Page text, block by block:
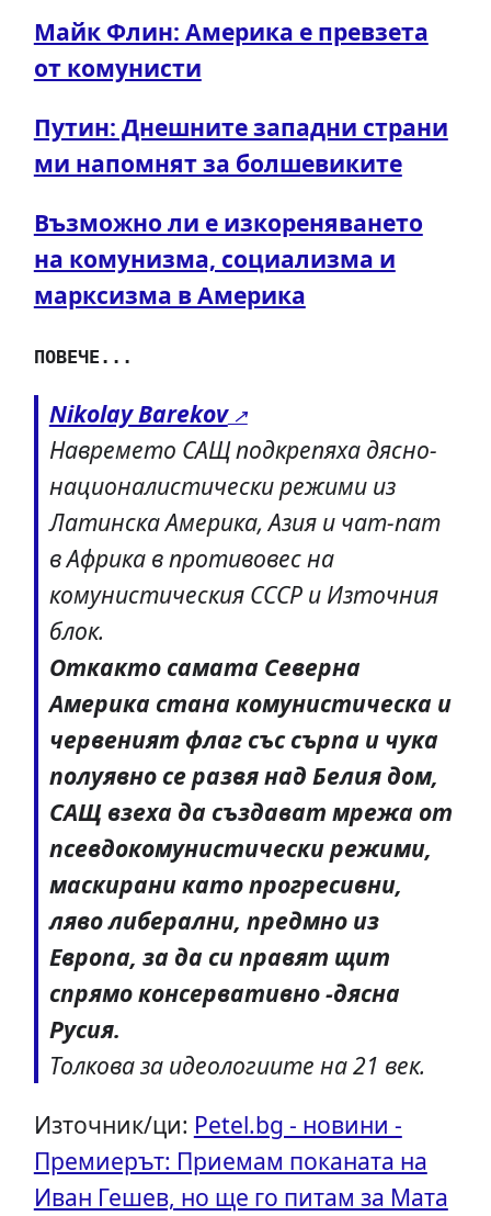
Майк Флин: Америка е превзета
от комунисти
Путин: Днешните западни страни
ми напомнят за болшевиките
Възможно ли е изкореняването
на комунизма, социализма и
марксизма в Америка
ПОВЕЧЕ...
Nikolay Barekov
Навремето САЩ подкрепяха дясно-
националистически режими из
Латинска Америка, Азия и чат-пат
в Африка в противовес на
комунистическия СССР и Източния
блок.
Откакто самата Северна
Америка стана комунистическа и
червеният флаг със сърпа и чука
полуявно се развя над Белия дом,
САЩ взеха да създават мрежа от
псевдокомунистически режими,
маскирани като прогресивни,
ляво либерални, предмно из
Европа, за да си правят щит
спрямо консервативно -дясна
Русия.
Толкова за идеологиите на 21 век.
Източник/ци: Petel.bg - новини -
Премиерът: Приемам поканата на
Иван Гешев, но ще го питам за Мата